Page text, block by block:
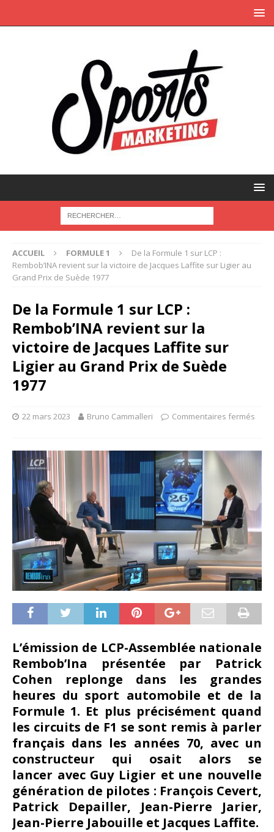
ACCUEIL FORMULE 1
De la Formule 1 sur LCP :
Rembob’INA revient sur la victoire de Jacques Laffite sur Ligier au
Grand Prix de Suède 1977
De la Formule 1 sur LCP :
Rembob’INA revient sur la
victoire de Jacques Laffite sur
Ligier au Grand Prix de Suède
1977
22 mars 2023 Bruno Cammalleri Commentaires fermés
L’émission de LCP-Assemblée nationale
Rembob’Ina présentée par Patrick
Cohen replonge dans les grandes
heures du sport automobile et de la
Formule 1. Et plus précisément quand
les circuits de F1 se sont remis à parler
français dans les années 70, avec un
constructeur qui osait alors se
lancer avec Guy Ligier et une nouvelle
génération de pilotes : François Cevert,
Patrick Depailler, Jean-Pierre Jarier,
Jean-Pierre Jabouille et Jacques Laffite.